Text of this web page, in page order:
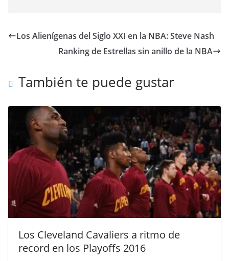
Los Alienígenas del Siglo XXI en la NBA: Steve Nash
Ranking de Estrellas sin anillo de la NBA
También te puede gustar
Los Cleveland Cavaliers a ritmo de
record en los Playoffs 2016